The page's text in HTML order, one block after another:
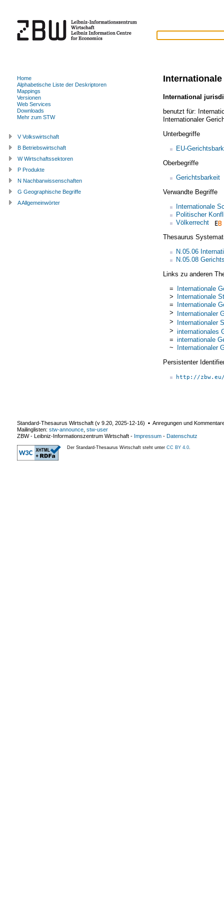
International
benutzt für:
Internationaler
Unterbegriffe
EU-
Oberbegriffe
Gerichtsbarkeit
Verwandte Begriffe
Internationale
Politischer
Völkerrecht
Thesaurus
N.05.06
N.05.08
Links zu anderen
= Internationale
> Internationale
= Internationale
> Internationaler
> Internationaler
> internationales
= internationale
~ Internationaler
Persistenter
http://
Home
Alphabetische Liste der Deskriptoren
Mappings
Versionen
Web Services
Downloads
Mehr zum STW
V Volkswirtschaft
B Betriebswirtschaft
W Wirtschaftssektoren
P Produkte
N Nachbarwissenschaften
G Geographische Begriffe
A Allgemeinwörter
Standard-Thesaurus Wirtschaft (v 9.20 2025-12-16) ▪ Anregungen und
Mailinglisten: stw-announce stw-user
ZBW - Leibniz-Informationszentrum Wirtschaft - Impressum - Datenschutz
Der Standard-Thesaurus Wirtschaft steht unter CC BY 4.0